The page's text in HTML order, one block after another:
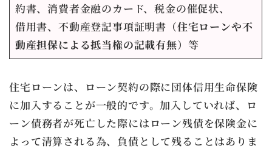
約書、消費者金融のカード、税金の催促状、
借用書、不動産登記事項証明書（住宅ローンや不
動産担保による抵当権の記載有無）等
住宅ローンは、ローン契約の際に団体信用生命保険
に加入することが一般的です。加入していれば、ロ
ーン債務者が死亡した際にはローン残債を保険金に
よって清算される為、負債として残ることはありま